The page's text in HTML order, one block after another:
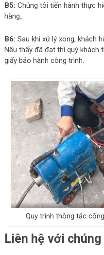
B5: Chúng tôi tiến hành thực
hàng.,
B6: Sau khi xử lý xong, khách
Nếu thấy đã đạt thì quý khách
giấy bảo hành công trình.
Quy trình thông tắc
Liên hệ với